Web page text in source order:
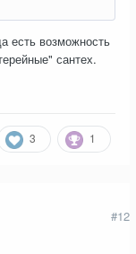
есть возможность
сантех.
3 1
#12